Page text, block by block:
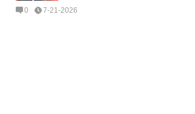
0 7-21-2026